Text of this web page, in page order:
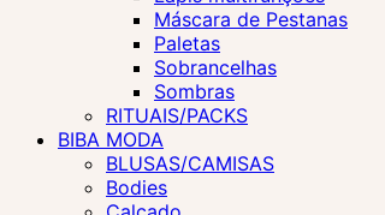
Máscara de Pestanas
Paletas
Sobrancelhas
Sombras
RITUAIS/PACKS
BIBA MODA
BLUSAS/CAMISAS
Bodies